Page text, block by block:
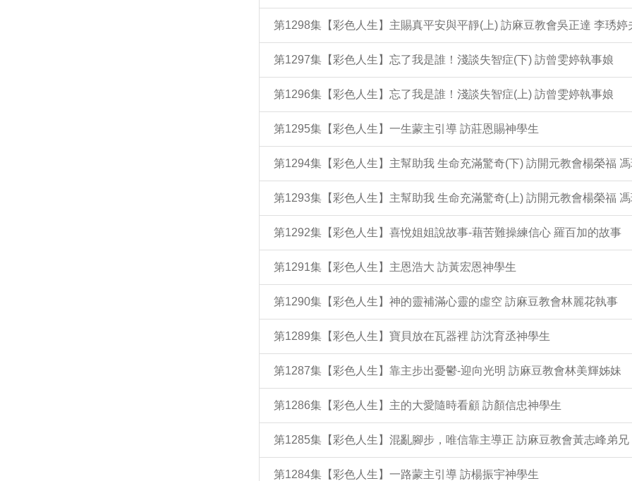
第1298集【彩色人生】主賜真平安與平靜(上) 訪麻豆教會吳正達 李琇婷
第1297集【彩色人生】忘了我是誰！淺談失智症(下) 訪曾雯婷執事娘
第1296集【彩色人生】忘了我是誰！淺談失智症(上) 訪曾雯婷執事娘
第1295集【彩色人生】一生蒙主引導 訪莊恩賜神學生
第1294集【彩色人生】主幫助我 生命充滿驚奇(下) 訪開元教會楊榮福
第1293集【彩色人生】主幫助我 生命充滿驚奇(上) 訪開元教會楊榮福
第1292集【彩色人生】喜悅姐姐說故事-藉苦難操練信心 羅百加的故事
第1291集【彩色人生】主恩浩大 訪黃宏恩神學生
第1290集【彩色人生】神的靈補滿心靈的虛空 訪麻豆教會林麗花執事
第1289集【彩色人生】寶貝放在瓦器裡 訪沈育丞神學生
第1287集【彩色人生】靠主步出憂鬱-迎向光明 訪麻豆教會林美輝姊妹
第1286集【彩色人生】主的大愛隨時看顧 訪顏信忠神學生
第1285集【彩色人生】混亂腳步，唯信靠主導正 訪麻豆教會黃志峰弟兄
第1284集【彩色人生】一路蒙主引導 訪楊振宇神學生